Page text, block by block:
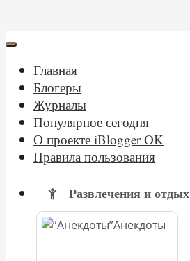
Главная
Блогеры
Журналы
Популярное сегодня
О проекте iBlogger OK
Правила пользования
Развлечения и отдых
Анекдоты